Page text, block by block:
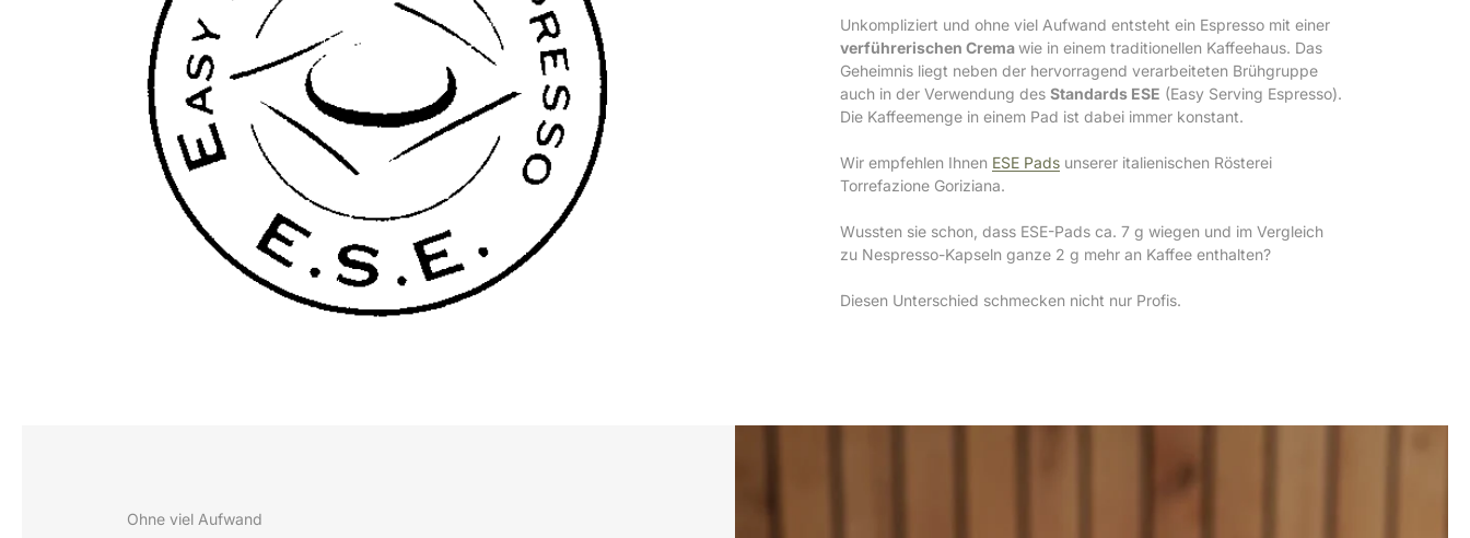
Unkompliziert und ohne viel Aufwand entsteht ein Espresso mit einer
verführerischen Cremawie in einem traditionellen Kaffeehaus. Das
Geheimnis liegt neben der hervorragend verarbeiteten Brühgruppe
auch in der Verwendung des Standards ESE (Easy Serving Espresso).
Die Kaffeemenge in einem Pad ist dabei immer konstant.
Wir empfehlen Ihnen ESE Pads unserer italienischen Rösterei
Torrefazione Goriziana.
Wussten sie schon, dass ESE-Pads ca. 7 g wiegen und im Vergleich
zu Nespresso-Kapseln ganze 2 g mehr an Kaffee enthalten?
Diesen Unterschied schmecken nicht nur Profis.
Ohne viel Aufwand